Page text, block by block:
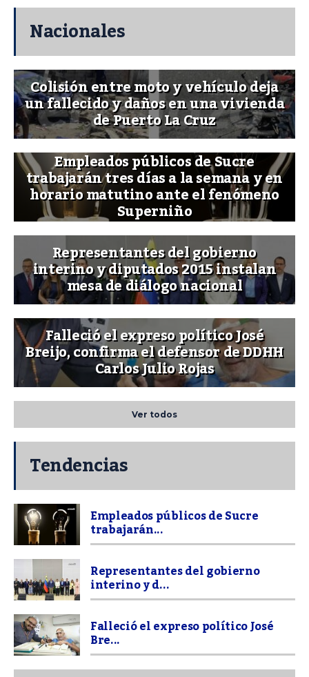
Nacionales
Colisión entre moto y vehículo deja
un fallecido y daños en una vivienda
de Puerto La Cruz
Empleados públicos de Sucre
trabajarán tres días a la semana y en
horario matutino ante el fenómeno
Superniño
Representantes del gobierno
interino y diputados 2015 instalan
mesa de diálogo nacional
Falleció el expreso político José
Breijo, confirma el defensor de DDHH
Carlos Julio Rojas
Ver todos
Tendencias
Empleados públicos de Sucre
trabajarán...
Representantes del gobierno
interino y d...
Falleció el expreso político José
Bre...